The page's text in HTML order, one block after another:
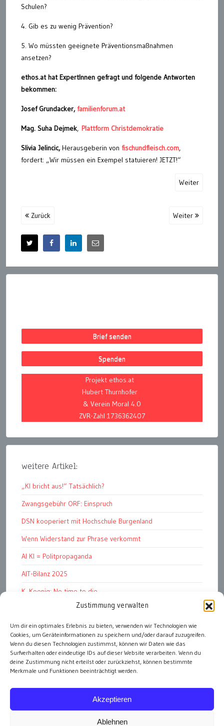
Zustimmung verwalten
Um dir ein optimales Erlebnis zu bieten, verwenden wir Technologien wie
Cookies, um Geräteinformationen zu speichern und/oder darauf zuzugreifen.
Wenn du diesen Technologien zustimmst, können wir Daten wie das
Surfverhalten oder eindeutige IDs auf dieser Website verarbeiten. Wenn du
deine Zustimmung nicht erteilst oder zurückziehst, können bestimmte
Merkmale und Funktionen beeinträchtigt werden.
Akzeptieren
Ablehnen
Schulen?
4. Gib es zu wenig Prävention?
5. Wo müssten geeignete Präventionsmaßnahmen
ansetzen?
ethos.at hat ExpertInnen gefragt und folgende Antworten
bekommen:
Josef Grundacker,familienforum.at
Mag. Suha Dejmek, Plattform Christdemokratie
Slivia Jelincic,Herausgeberin von fischundfleisch.com,
fordert: „Wir müssen ein Exempel statuieren! JETZT!“
Weiter
Zurück Weiter
Brief senden
Spenden
Projekt ethos.at
Hubert Thurnhofer
& Verein Moral 4.0
ZVR-Zahl 1736362407
weitere Artikel:
„KI bricht aus!“ Tatsächlich?
Zwangsgebühr ORF: Einspruch
DSN kooperiert mit Hochschule Burgenland
Wenn Widerstand zur Phrase verkommt
AI KI = Politpropaganda
AIT-Bilanz 2025
K. Koenig: No time to die
Hinschauen statt Wegschauen
EMRK Art. 15: „das Leben der Nation“
Pressfreedom Report ignoriert EU-Sanktionen
alle Artikel